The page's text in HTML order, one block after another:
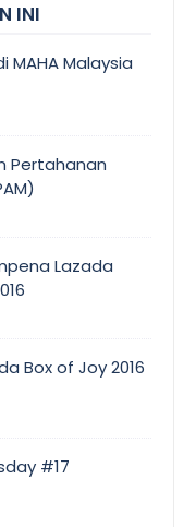
INI
MAHA Malaysia
Pertahanan
Lazada
Box of Joy 2016
#17